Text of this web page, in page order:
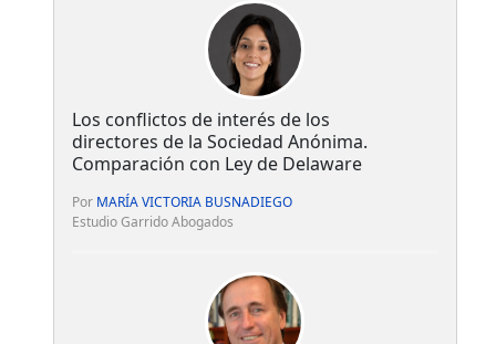
Los conflictos de interés de los
directores de la Sociedad Anónima.
Comparación con Ley de Delaware
Por MARÍA VICTORIA BUSNADIEGO
Estudio Garrido Abogados